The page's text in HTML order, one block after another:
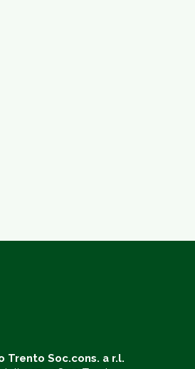
Trento Soc.cons. a r.l.